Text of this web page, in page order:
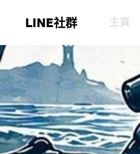
LINE社群 主頁